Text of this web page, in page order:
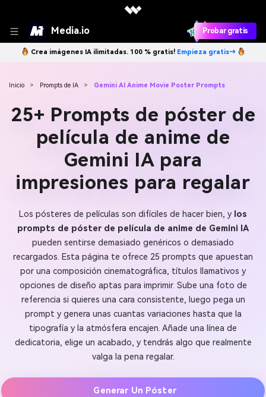
Media.io Probar gratis
Crea imágenes IA ilimitadas. 100 % gratis! Empieza gratis→
Inicio > Prompts de IA > Gemini AI Anime Movie Poster Prompts
25+ Prompts de póster de
película de anime de
Gemini IA para
impresiones para regalar
Los pósteres de películas son difíciles de hacer bien, y los
prompts de póster de película de anime de Gemini IA
pueden sentirse demasiado genéricos o demasiado
recargados. Esta página te ofrece 25 prompts que apuestan
por una composición cinematográfica, títulos llamativos y
opciones de diseño aptas para imprimir. Sube una foto de
referencia si quieres una cara consistente, luego pega un
prompt y genera unas cuantas variaciones hasta que la
tipografía y la atmósfera encajen. Añade una línea de
dedicatoria, elige un acabado, y tendrás algo que realmente
valga la pena regalar.
Generar Un Póster